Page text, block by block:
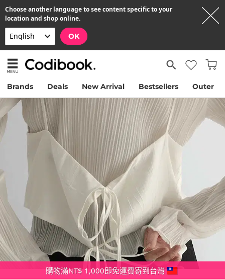
Choose another language to see content specific to your
location and shop online.
OK
Brands Deals New Arrival Bestsellers Outer
購物滿NT$ 1,000即免運費寄到台灣